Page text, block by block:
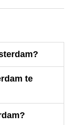
te